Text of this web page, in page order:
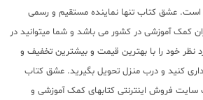
عشق کتاب تنها نماینده مستقیم و رسمی
کمک آموزشی در کشور می باشد و شما میتوانید در
نظر خود را با بهترین قیمت و بیشترین تخفیف و
کنید و درب منزل تحویل بگیرید. عشق کتاب
سایت فروش اینترنتی کتابهای کمک آموزشی و